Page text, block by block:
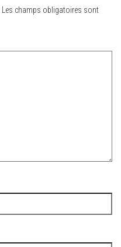
Les champs obligatoires sont